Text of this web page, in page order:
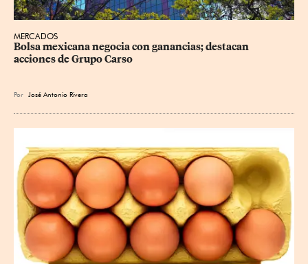
MERCADOS
Bolsa mexicana negocia con ganancias; destacan
acciones de Grupo Carso
Por José Antonio Rivera